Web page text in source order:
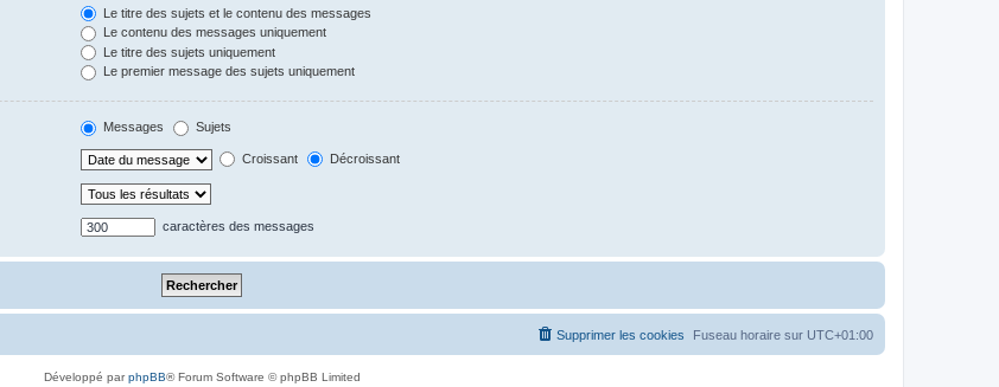
Le titre des sujets et le contenu des messages
Le contenu des messages uniquement
Le titre des sujets uniquement
Le premier message des sujets uniquement
Messages Sujets
Croissant Décroissant
caractères des messages
Fuseau horaire sur UTC+01:00
Supprimer les cookies
Développé parphpBB® Forum Software © phpBB Limited